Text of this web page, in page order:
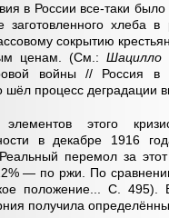
в России все-таки
заготовленного хлеба
сокрытию
ценам. (См.: Шацилло
войны // Россия
шёл процесс деградации
этого
в декабре 1916
перемол за
— по ржи. По
положение... С. 495).
получила